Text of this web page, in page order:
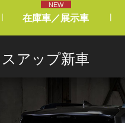
|
NEW
在庫車／展示車 |
アップ新車